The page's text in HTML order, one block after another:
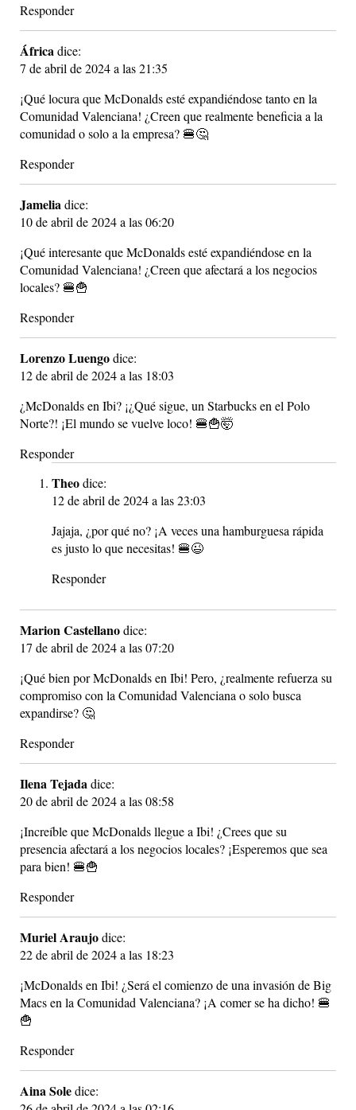
Responder
Áfricadice:
7 de abril de 2024 a las 21:35
¡Qué locura que McDonalds esté expandiéndose tanto en la
Comunidad Valenciana! ¿Creen que realmente beneficia a la
comunidad o solo a la empresa? 🍔🤔
Responder
Jameliadice:
10 de abril de 2024 a las 06:20
¡Qué interesante que McDonalds esté expandiéndose en la
Comunidad Valenciana! ¿Creen que afectará a los negocios
locales? 🍔🍟
Responder
Lorenzo Luengodice:
12 de abril de 2024 a las 18:03
¿McDonalds en Ibi? ¡¿Qué sigue, un Starbucks en el Polo
Norte?! ¡El mundo se vuelve loco! 🍔🍟🤯
Responder
Theodice:
12 de abril de 2024 a las 23:03
Jajaja, ¿por qué no? ¡A veces una hamburguesa rápida
es justo lo que necesitas! 🍔😉
Responder
Marion Castellanodice:
17 de abril de 2024 a las 07:20
¡Qué bien por McDonalds en Ibi! Pero, ¿realmente refuerza su
compromiso con la Comunidad Valenciana o solo busca
expandirse? 🤔
Responder
Ilena Tejadadice:
20 de abril de 2024 a las 08:58
¡Increíble que McDonalds llegue a Ibi! ¿Crees que su
presencia afectará a los negocios locales? ¡Esperemos que sea
para bien! 🍔🍟
Responder
Muriel Araujodice:
22 de abril de 2024 a las 18:23
¡McDonalds en Ibi! ¿Será el comienzo de una invasión de Big
Macs en la Comunidad Valenciana? ¡A comer se ha dicho! 🍔
🍟
Responder
Aina Soledice: